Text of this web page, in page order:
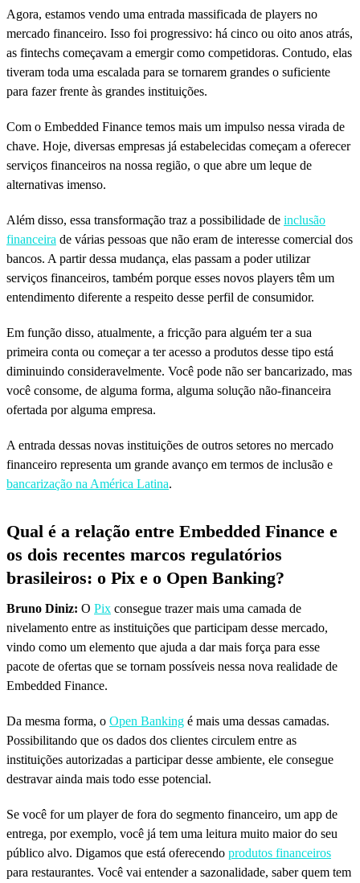
Agora, estamos vendo uma entrada massificada de players no
mercado financeiro. Isso foi progressivo: há cinco ou oito anos atrás,
as fintechs começavam a emergir como competidoras. Contudo, elas
tiveram toda uma escalada para se tornarem grandes o suficiente
para fazer frente às grandes instituições.
Com o Embedded Finance temos mais um impulso nessa virada de
chave. Hoje, diversas empresas já estabelecidas começam a oferecer
serviços financeiros na nossa região, o que abre um leque de
alternativas imenso.
Além disso, essa transformação traz a possibilidade de inclusão
financeira de várias pessoas que não eram de interesse comercial dos
bancos. A partir dessa mudança, elas passam a poder utilizar
serviços financeiros, também porque esses novos players têm um
entendimento diferente a respeito desse perfil de consumidor.
Em função disso, atualmente, a fricção para alguém ter a sua
primeira conta ou começar a ter acesso a produtos desse tipo está
diminuindo consideravelmente. Você pode não ser bancarizado, mas
você consome, de alguma forma, alguma solução não-financeira
ofertada por alguma empresa.
A entrada dessas novas instituições de outros setores no mercado
financeiro representa um grande avanço em termos de inclusão e
bancarização na América Latina.
Qual é a relação entre Embedded Finance e
os dois recentes marcos regulatórios
brasileiros: o Pix e o Open Banking?
Bruno Diniz: O Pix consegue trazer mais uma camada de
nivelamento entre as instituições que participam desse mercado,
vindo como um elemento que ajuda a dar mais força para esse
pacote de ofertas que se tornam possíveis nessa nova realidade de
Embedded Finance.
Da mesma forma, o Open Banking é mais uma dessas camadas.
Possibilitando que os dados dos clientes circulem entre as
instituições autorizadas a participar desse ambiente, ele consegue
destravar ainda mais todo esse potencial.
Se você for um player de fora do segmento financeiro, um app de
entrega, por exemplo, você já tem uma leitura muito maior do seu
público alvo. Digamos que está oferecendo produtos financeiros
para restaurantes. Você vai entender a sazonalidade, saber quem tem